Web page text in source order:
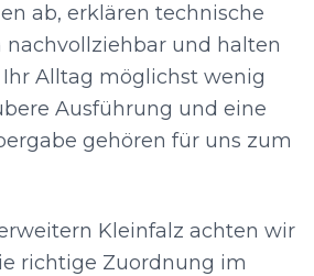
ab, erklären technische
nachvollziehbar und halten
Ihr Alltag möglichst wenig
Ausführung und eine
gehören für uns zum
Kleinfalz achten wir
richtige Zuordnung im